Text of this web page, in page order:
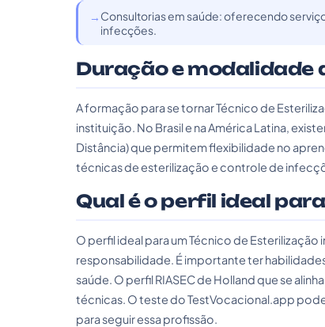
Consultorias em saúde: oferecendo
infecções.
Duração e modalidade
A formação para se tornar Técnico de
instituição. No Brasil e na América Latina,
Distância) que permitem flexibilidade no
técnicas de esterilização e controle de
Qual é o perfil ideal
O perfil ideal para um Técnico de
responsabilidade. É importante ter
saúde. O perfil RIASEC de Holland que se
técnicas. O teste do TestVocacional.app
para seguir essa profissão.